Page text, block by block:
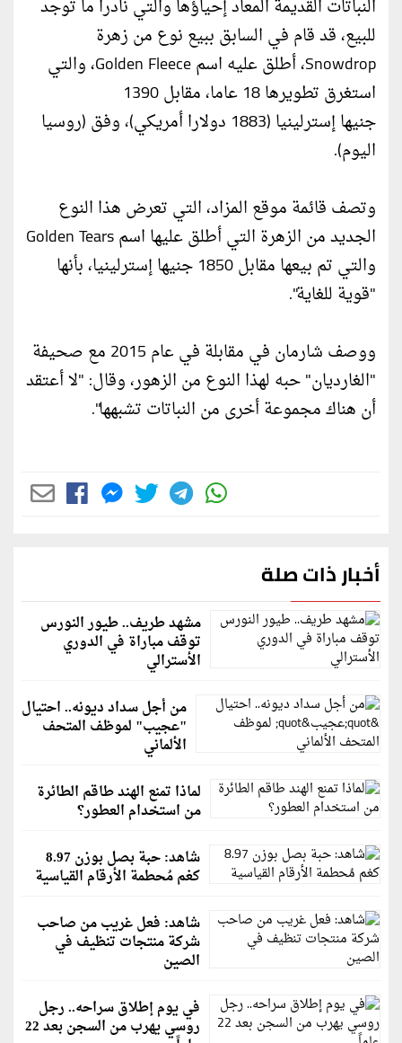
النباتات القديمة المعاد إحياؤها والتي نادرا ما توجد
للبيع، قد قام في السابق ببيع نوع من زهرة
Snowdrop، أطلق عليه اسم Golden Fleece، والتي
استغرق تطويرها 18 عاما، مقابل 1390
جنيها إسترلينيا (1883 دولارا أمريكي)، وفق (روسيا
اليوم).
وتصف قائمة موقع المزاد، التي تعرض هذا النوع
الجديد من الزهرة التي أطلق عليها اسم Golden Tears
والتي تم بيعها مقابل 1850 جنيها إسترلينيا، بأنها
"قوية للغاية".
ووصف شارمان في مقابلة في عام 2015 مع صحيفة
"الغارديان" حبه لهذا النوع من الزهور، وقال: "لا أعتقد
أن هناك مجموعة أخرى من النباتات تشبهها".
أخبار ذات صلة
مشهد طريف.. طيور النورس
توقف مباراة في الدوري
الأسترالي
من أجل سداد ديونه.. احتيال
"عجيب" لموظف المتحف
الألماني
لماذا تمنع الهند طاقم الطائرة
من استخدام العطور؟
شاهد: حبة بصل بوزن 8.97
كغم مُحطمة الأرقام القياسية
شاهد: فعل غريب من صاحب
شركة منتجات تنظيف في
الصين
في يوم إطلاق سراحه.. رجل
روسي يهرب من السجن بعد 22